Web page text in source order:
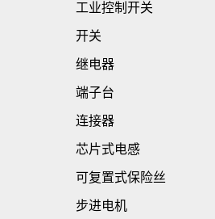
工业控制开关
开关
继电器
端子台
连接器
芯片式电感
可复置式保险丝
步进电机